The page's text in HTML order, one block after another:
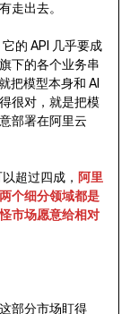
走出去。
的 API 几乎要成
下的各个业务串
把模型本身和 AI
很对，就是把模
部署在阿里云
超过四成， 阿里
个细分领域都是
市场愿意给相对
部分市场盯得